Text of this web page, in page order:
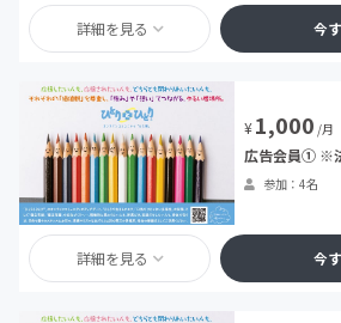
詳細を見る 今
¥1,000 /月
広告会員① ※
参加：4名
詳細を見る 今